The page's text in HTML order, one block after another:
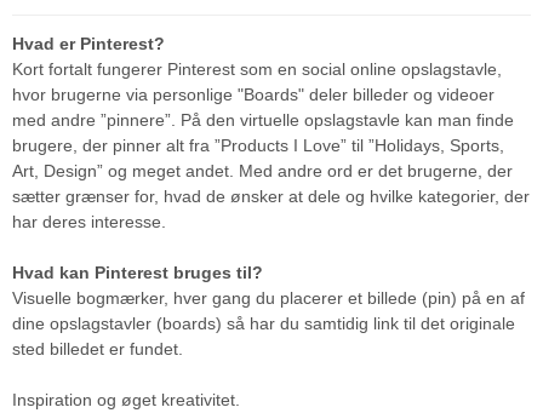
Hvad er Pinterest?
Kort fortalt fungerer Pinterest som en social online opslagstavle,
hvor brugerne via personlige "Boards" deler billeder og videoer
med andre ”pinnere”. På den virtuelle opslagstavle kan man finde
brugere, der pinner alt fra ”Products I Love” til ”Holidays, Sports,
Art, Design” og meget andet. Med andre ord er det brugerne, der
sætter grænser for, hvad de ønsker at dele og hvilke kategorier, der
har deres interesse.
Hvad kan Pinterest bruges til?
Visuelle bogmærker, hver gang du placerer et billede (pin) på en af
dine opslagstavler (boards) så har du samtidig link til det originale
sted billedet er fundet.
Inspiration og øget kreativitet.